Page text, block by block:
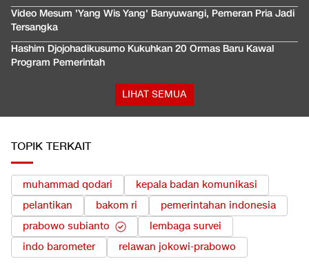
Video Mesum 'Yang Wis Yang' Banyuwangi, Pemeran Pria Jadi
Tersangka
Hashim Djojohadikusumo Kukuhkan 20 Ormas Baru Kawal
Program Pemerintah
LIHAT SEMUA
TOPIK TERKAIT
muhammad qodari
kepala badan komunikasi
pelantikan
bakom ri
pemerintahan indonesia
prabowo subianto
lembaga survei
indo barometer
relawan jokowi-prabowo